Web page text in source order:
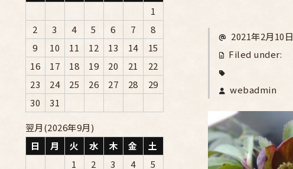
2021年2月10日
Filed under:
webadmin
1
2
3 4 5 6 7
8
9
10 11 12 13 14
15
16
17 18 19 20 21
22
23
24 25 26 27 28
29
30
31
翌月(2026年9月)
日
月 火 水 木 金
土
1
2 3 4
5